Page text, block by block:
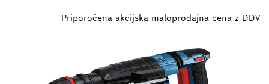
Priporočena akcijska maloprodajna cena z DDV